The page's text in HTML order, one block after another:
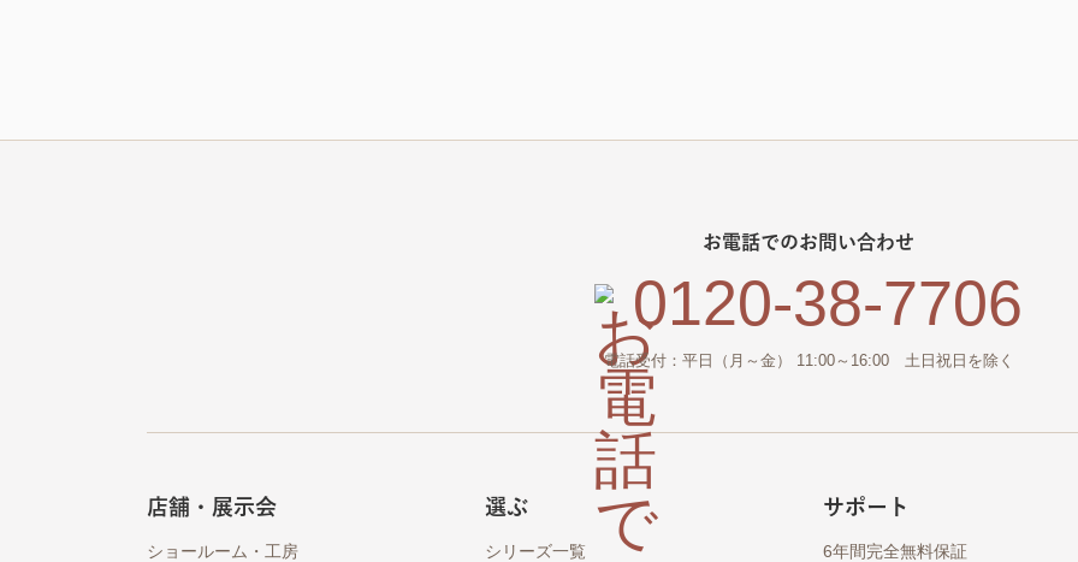
お電話でのお問い合わせ
0120-38-7706
電話受付：平日（月～金） 11:00～16:00 土日祝日を除く
店舗・展示会
ショールーム・工房
選ぶ
シリーズ一覧
サポート
6年間完全無料保証